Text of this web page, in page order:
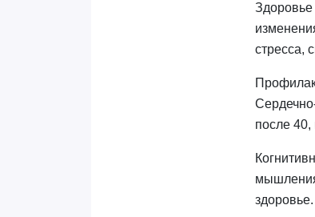
Здоровье
стресса,
после 40,
здоровье.